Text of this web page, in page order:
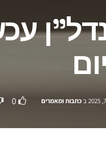
בכתבות ומאמרים 0